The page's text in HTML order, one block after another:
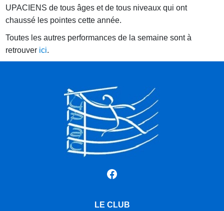
UPACIENS de tous âges et de tous niveaux qui ont
chaussé les pointes cette année.
Toutes les autres performances de la semaine sont à
retrouver ici.
Facebook
LE CLUB